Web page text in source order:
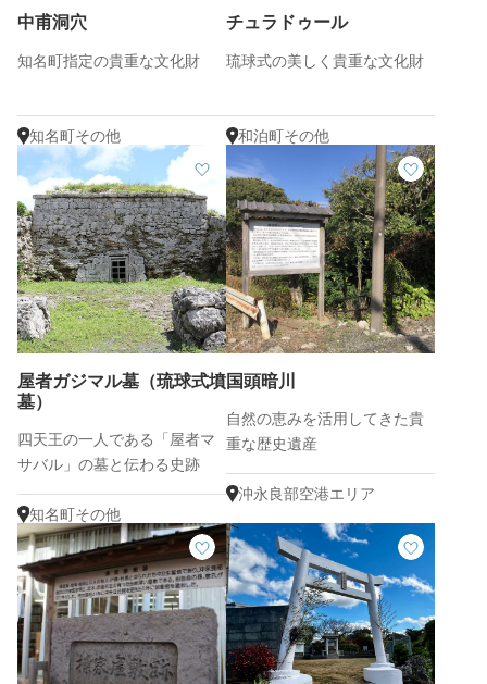
中甫洞穴
知名町指定の貴重な文化財
知名町その他
チュラドゥール
琉球式の美しく貴重な文化財
和泊町その他
屋者ガジマル墓（琉球式墳
墓）
四天王の一人である「屋者マ
サバル」の墓と伝わる史跡
知名町その他
国頭暗川
自然の恵みを活用してきた貴
重な歴史遺産
沖永良部空港エリア